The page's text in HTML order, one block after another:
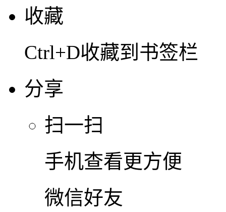
收藏
Ctrl+D收藏到书签栏
分享
扫一扫
手机查看更方便
微信好友